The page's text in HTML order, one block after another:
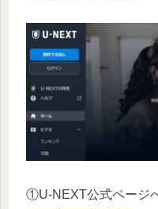
①U-NEXT公式ページ